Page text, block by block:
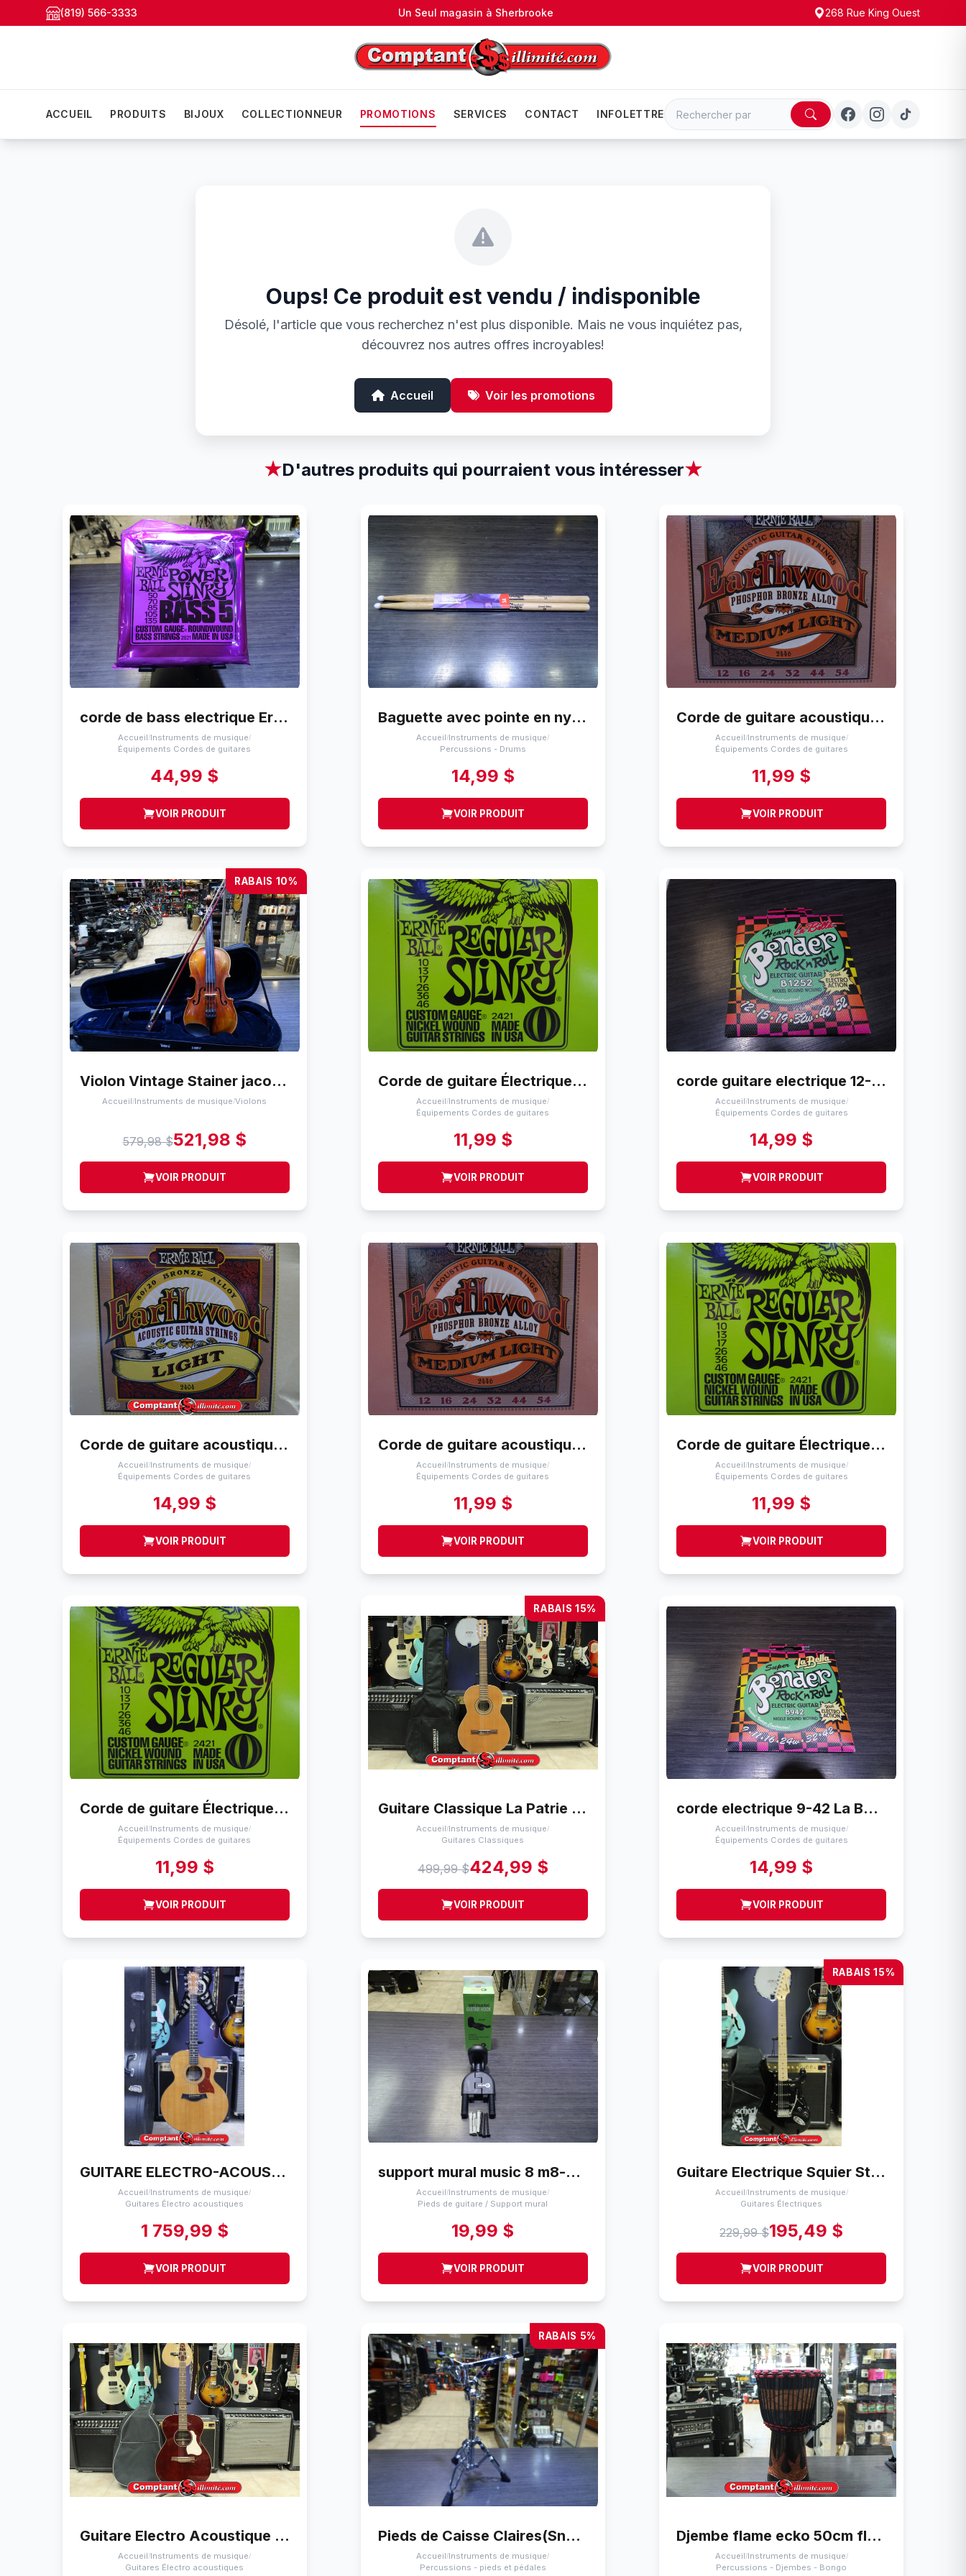
(819) 566-3333 Un Seul magasin à Sherbrooke 268 Rue King Ouest
ACCUEIL PRODUITS BIJOUX COLLECTIONNEUR PROMOTIONS SERVICES CONTACT INFOLETTRE
Oups! Ce produit est vendu / indisponible
Désolé, l'article que vous recherchez n'est plus disponible. Mais ne vous inquiétez pas,
découvrez nos autres offres incroyables!
Accueil Voir les promotions
★D'autres produits qui pourraient vous intéresser★
corde de bass electrique Ernie Ball power slinky bass 5 (50-135)
Accueil/Instruments de musique/
Équipements Cordes de guitares
44,99 $
VOIR PRODUIT
Baguette avec pointe en nylon on-stage 5A
Accueil/Instruments de musique/
Percussions - Drums
14,99 $
VOIR PRODUIT
Corde de guitare acoustique Ernie Ball Bronze / phosphoreux 12-54
Accueil/Instruments de musique/
Équipements Cordes de guitares
11,99 $
VOIR PRODUIT
RABAIS 10%
Violon Vintage Stainer jacobus stainer in absam prope oenipontum 17
Accueil/Instruments de musique/Violons
579,98 $521,98 $
VOIR PRODUIT
Corde de guitare Électrique Ernie Ball Regular Slinky (10-46)
Accueil/Instruments de musique/
Équipements Cordes de guitares
11,99 $
VOIR PRODUIT
corde guitare electrique 12-52 La Bella b1252 bender
Accueil/Instruments de musique/
Équipements Cordes de guitares
14,99 $
VOIR PRODUIT
Corde de guitare acoustique Ernie Ball Light 11-52
Accueil/Instruments de musique/
Équipements Cordes de guitares
14,99 $
VOIR PRODUIT
Corde de guitare acoustique Ernie Ball Bronze / phosphoreux 12-54
Accueil/Instruments de musique/
Équipements Cordes de guitares
11,99 $
VOIR PRODUIT
Corde de guitare Électrique Ernie Ball Regular Slinky (10-46)
Accueil/Instruments de musique/
Équipements Cordes de guitares
11,99 $
VOIR PRODUIT
Corde de guitare Électrique Ernie Ball Regular Slinky (10-46)
Accueil/Instruments de musique/
Équipements Cordes de guitares
11,99 $
VOIR PRODUIT
RABAIS 15%
Guitare Classique La Patrie Étude
Accueil/Instruments de musique/
Guitares Classiques
499,99 $424,99 $
VOIR PRODUIT
corde electrique 9-42 La Bella b942 bender
Accueil/Instruments de musique/
Équipements Cordes de guitares
14,99 $
VOIR PRODUIT
GUITARE ELECTRO-ACOUSTIQUE JUMBO TAYLOR 315-CE (2006)
Accueil/Instruments de musique/
Guitares Électro acoustiques
1 759,99 $
VOIR PRODUIT
support mural music 8 m8-gh1
Accueil/Instruments de musique/
Pieds de guitare / Support mural
19,99 $
VOIR PRODUIT
RABAIS 15%
Guitare Electrique Squier Stratocaster
Accueil/Instruments de musique/
Guitares Électriques
229,99 $195,49 $
VOIR PRODUIT
Guitare Electro Acoustique Seagull M6 LTD Ruby Red
Accueil/Instruments de musique/
Guitares Électro acoustiques
RABAIS 5%
Pieds de Caisse Claires(Snare) Pearl Chrome 14P
Accueil/Instruments de musique/
Percussions - pieds et pédales
Djembe flame ecko 50cm flame design
Accueil/Instruments de musique/
Percussions - Djembes - Bongo